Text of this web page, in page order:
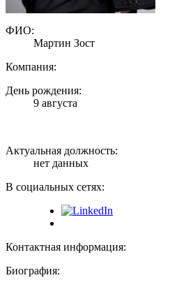
ФИО:
Мартин Зост
Компания:
День рождения:
9 августа
Актуальная должность:
нет данных
В социальных сетях:
Контактная информация:
Биография: